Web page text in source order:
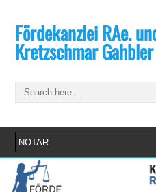
Fördekanzlei RAe.
Kretzschmar